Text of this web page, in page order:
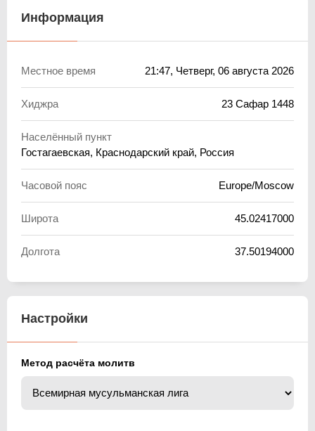
Информация
Местное время 21:47, Четверг, 06 августа 2026
Хиджра 23 Сафар 1448
Населённый пункт
Гостагаевская, Краснодарский край, Россия
Часовой пояс Europe/Moscow
Широта 45.02417000
Долгота 37.50194000
Настройки
Метод расчёта молитв